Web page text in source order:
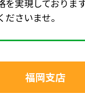
を実現しておりま
さいませ。
福岡支店